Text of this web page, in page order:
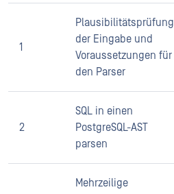
1
Plausibilitätsprüfung
der Eingabe und
Voraussetzungen für
den Parser
2
SQL in einen
PostgreSQL-AST
parsen
Mehrzeilige